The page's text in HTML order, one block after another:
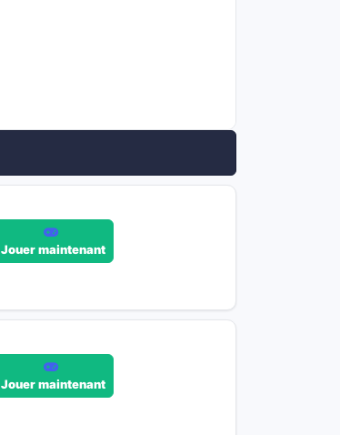
Jouer maintenant
Jouer maintenant